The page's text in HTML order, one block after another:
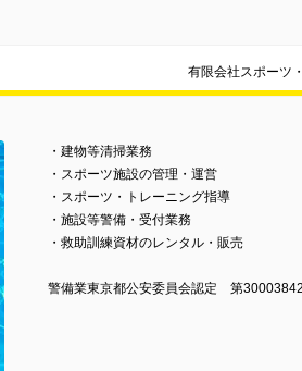
有限会社スポーツ
・建物等清掃業務
・スポーツ施設の管理・運営
・スポーツ・トレーニング指導
・施設等警備・受付業務
・救助訓練資材のレンタル・販売
警備業東京都公安委員会認定 第